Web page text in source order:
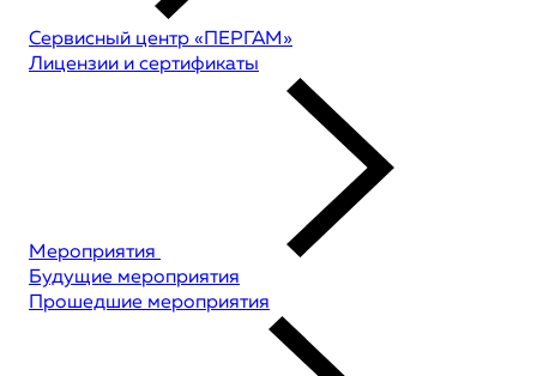
Сервисный центр «ПЕРГАМ»
Лицензии и сертификаты
Мероприятия
Будущие мероприятия
Прошедшие мероприятия